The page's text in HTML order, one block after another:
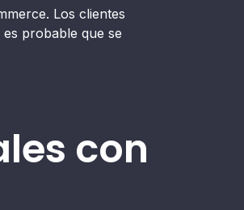
Los clientes
probable que se
con